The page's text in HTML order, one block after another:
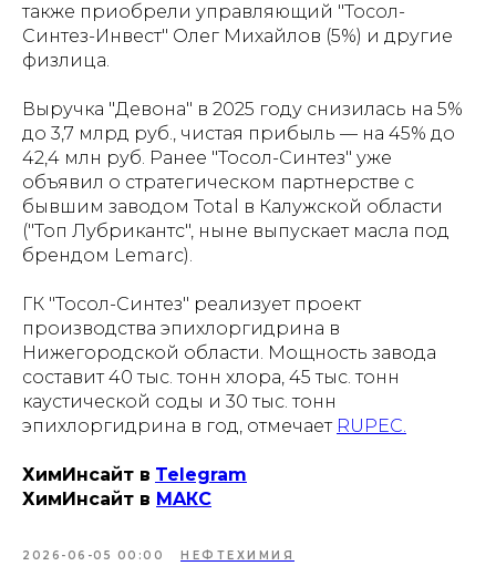
также приобрели управляющий "Тосол-
Синтез-Инвест" Олег Михайлов (5%) и другие
физлица.
Выручка "Девона" в 2025 году снизилась на 5%
до 3,7 млрд руб., чистая прибыль — на 45% до
42,4 млн руб. Ранее "Тосол-Синтез" уже
объявил о стратегическом партнерстве с
бывшим заводом Total в Калужской области
("Топ Лубрикантс", ныне выпускает масла под
брендом Lemarc).
ГК "Тосол-Синтез" реализует проект
производства эпихлоргидрина в
Нижегородской области. Мощность завода
составит 40 тыс. тонн хлора, 45 тыс. тонн
каустической соды и 30 тыс. тонн
эпихлоргидрина в год, отмечает RUPEC.
ХимИнсайт в Telegram
ХимИнсайт в MAКС
2026-06-05 00:00 НЕФТЕХИМИЯ